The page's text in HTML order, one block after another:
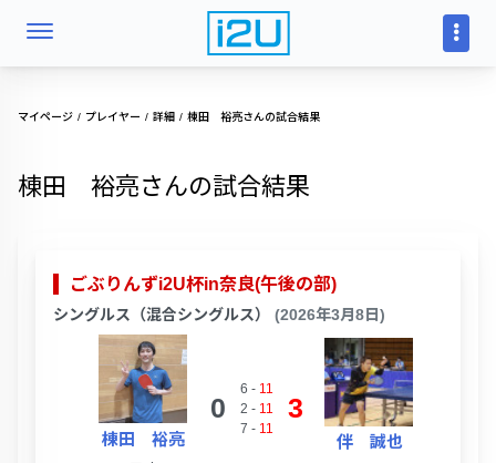
マイページ プレイヤー 詳細 棟田 裕亮さんの試合結果
棟田 裕亮さんの試合結果
ごぶりんずi2U杯in奈良(午後の部)
シングルス（混合シングルス） (2026年3月8日)
棟田 裕亮
0
6 - 11
2 - 11
7 - 11
3
伴 誠也